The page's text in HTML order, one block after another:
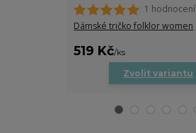
1 hodnocení
Dámské tričko folklor women
519 Kč/ks
Zvolit variantu